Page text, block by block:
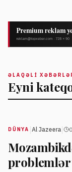
ƏLAQƏLI
Eyni
DÜNYA Al Jazeera
problemlər